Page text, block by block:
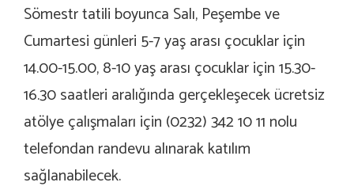
Sömestr tatili boyunca Salı, Peşembe ve
Cumartesi günleri 5-7 yaş arası çocuklar için
14.00-15.00, 8-10 yaş arası çocuklar için 15.30-
16.30 saatleri aralığında gerçekleşecek ücretsiz
atölye çalışmaları için (0232) 342 10 11 nolu
telefondan randevu alınarak katılım
sağlanabilecek.